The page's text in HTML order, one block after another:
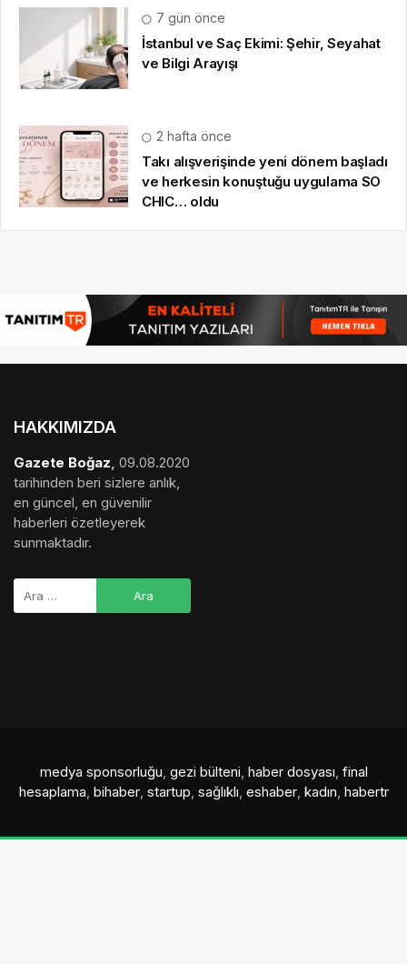
7 gün önce
İstanbul ve Saç Ekimi: Şehir, Seyahat
ve Bilgi Arayışı
2 hafta önce
Takı alışverişinde yeni dönem başladı
ve herkesin konuştuğu uygulama SO
CHIC… oldu
HAKKIMIZDA
Gazete Boğaz 09.08.2020
tarihinden beri sizlere anlık,
en güncel, en güvenilir
haberleri özetleyerek
sunmaktadır.
medya sponsorluğu gezi bülteni haber dosyası final
hesaplama bihaber, startup sağlıklı eshaber, kadın habertr